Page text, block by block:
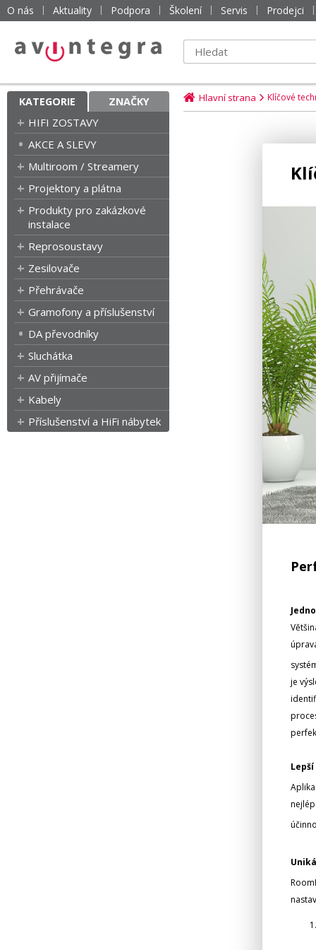
O nás Aktuality Podpora Školení Servis Prodejci
KATEGORIE ZNAČKY
HIFI ZOSTAVY
AKCE A SLEVY
Multiroom / Streamery
Projektory a plátna
Produkty pro zakázkové
instalace
Reprosoustavy
Zesilovače
Přehrávače
Gramofony a příslušenství
DA převodníky
Sluchátka
AV přijímače
Kabely
Příslušenství a HiFi nábytek
Hlavní strana Klíčové
je